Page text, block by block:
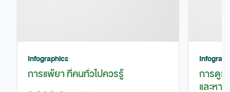
Infographics
การแพ้ยา ที่คนทั่วไปควรรู้
การดูแ
และหาย